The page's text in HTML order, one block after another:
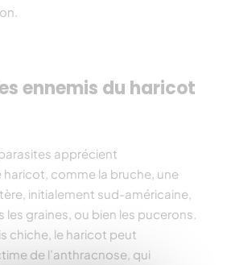
ennemis du haricot
apprécient
haricot, comme la bruche, une
initialement sud-américaine,
les graines, ou bien les pucerons.
chiche, le haricot peut
de l’anthracnose, qui